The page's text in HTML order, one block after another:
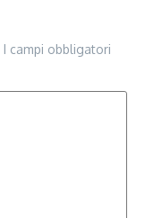
I campi obbligatori